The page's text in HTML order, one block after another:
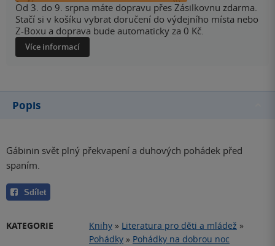
Od 3. do 9. srpna máte dopravu přes Zásilkovnu zdarma.
Stačí si v košíku vybrat doručení do výdejního místa nebo
Z-Boxu a doprava bude automaticky za 0 Kč.
Více informací
Popis
Gábinin svět plný překvapení a duhových pohádek před
spaním.
Sdílet
KATEGORIE Knihy » Literatura pro děti a mládež »
Pohádky » Pohádky na dobrou noc